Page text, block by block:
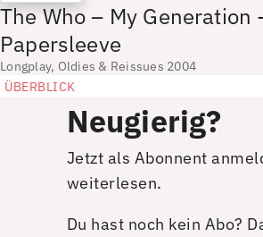
The Who – My Generation
Papersleeve
Longplay, Oldies & Reissues 2004
ÜBERBLICK
Neugierig?
Jetzt als Abonnent
weiterlesen.
Du hast noch kein Abo?